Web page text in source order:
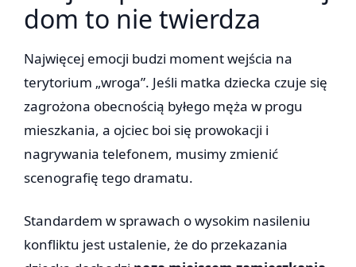
dom to nie twierdza
Najwięcej emocji budzi moment wejścia na
terytorium „wroga”. Jeśli matka dziecka czuje się
zagrożona obecnością byłego męża w progu
mieszkania, a ojciec boi się prowokacji i
nagrywania telefonem, musimy zmienić
scenografię tego dramatu.
Standardem w sprawach o wysokim nasileniu
konfliktu jest ustalenie, że do przekazania